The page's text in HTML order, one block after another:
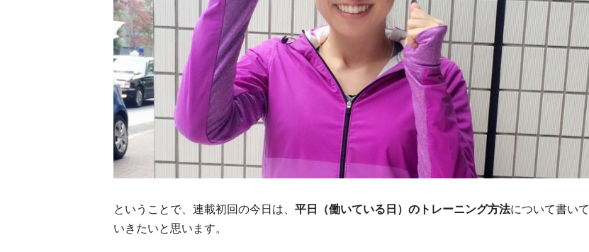
ということで、連載初回の今日は、 平日（働いている日）のトレーニング方法について書いて
いきたいと思います。